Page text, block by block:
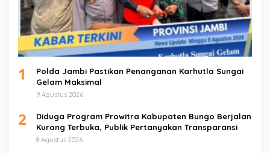
1
Polda Jambi Pastikan Penanganan Karhutla Sungai
Gelam Maksimal
9 Agustus 2026
2
Diduga Program Prowitra Kabupaten Bungo Berjalan
Kurang Terbuka, Publik Pertanyakan Transparansi
8 Agustus 2026